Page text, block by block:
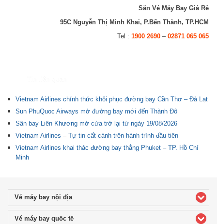
Săn Vé Máy Bay Giá Rẻ
95C Nguyễn Thị Minh Khai, P.Bến Thành, TP.HCM
Tel : 1900 2690– 02871 065 065
Vietnam Airlines chính thức khôi phục đường bay Cần Thơ – Đà Lạt
Sun PhuQuoc Airways mở đường bay mới đến Thành Đô
Sân bay Liên Khương mở cửa trở lại từ ngày 19/08/2026
Vietnam Airlines – Tự tin cất cánh trên hành trình đầu tiên
Vietnam Airlines khai thác đường bay thẳng Phuket – TP. Hồ Chí
Minh
Vé máy bay nội địaclick to expand contents
Vé máy bay quốc tếclick to expand contents